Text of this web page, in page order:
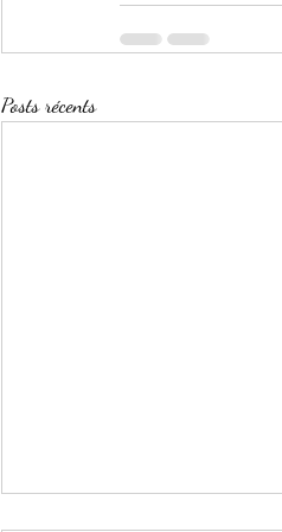
Posts récents